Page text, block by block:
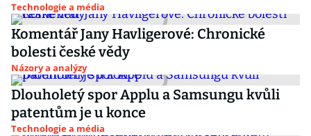
Technologie a média
Komentář Jany Havligerové: Chronické
bolesti české vědy
Názory a analýzy
Dlouholetý spor Applu a Samsungu kvůli
patentům je u konce
Technologie a média